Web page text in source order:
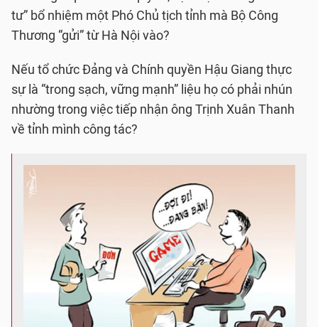
tư” bổ nhiệm một Phó Chủ tịch tỉnh mà Bộ Công
Thương “gửi” từ Hà Nội vào?
Nếu tổ chức Đảng và Chính quyền Hậu Giang thực
sự là “trong sạch, vững mạnh” liệu họ có phải nhún
nhường trong việc tiếp nhận ông Trịnh Xuân Thanh
về tỉnh mình công tác?